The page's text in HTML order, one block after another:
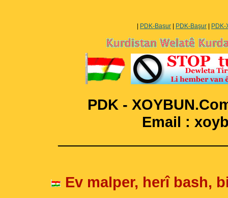
PDK-Başur PDK-Başur
PDK -
Email :
Ev malper, herî bash,